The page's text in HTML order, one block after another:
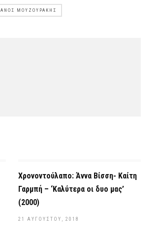
ΜΟΥΖΟΥΡΆΚΗΣ
Χρονοντούλαπο: Άννα Βίσση- Καίτη
Γαρμπή – ‘Καλύτερα οι δυο μας’
(2000)
21 ΑΥΓΟΎΣΤΟΥ, 2018